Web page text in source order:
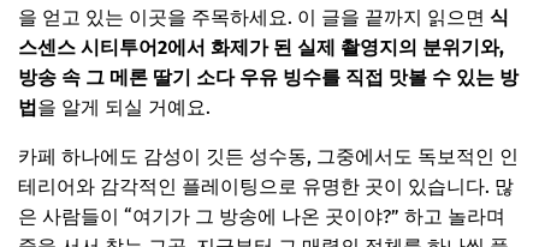
을 얻고 있는 이곳을 주목하세요. 이 글을 끝까지 읽으면 식
스센스 시티투어2에서 화제가 된 실제 촬영지의 분위기와,
방송 속 그 메론 딸기 소다 우유 빙수를 직접 맛볼 수 있는 방
법을 알게 되실 거예요.
카페 하나에도 감성이 깃든 성수동, 그중에서도 독보적인 인
테리어와 감각적인 플레이팅으로 유명한 곳이 있습니다. 많
은 사람들이 “여기가 그 방송에 나온 곳이야?” 하고 놀라며